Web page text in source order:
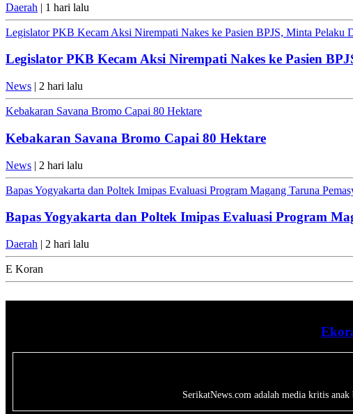
Daerah | 1 hari lalu
Legislator PKB Kecam Aksi Nirempati Nakes ke Pasien BPJS, Minta Pelaku
Legislator PKB Kecam Aksi Nirempati Nakes ke Pasien
News | 2 hari lalu
Kebakaran Savana Bromo Capai 80 Hektare
Kebakaran Savana Bromo Capai 80 Hektare
News | 2 hari lalu
Bapas Yogyakarta dan Poltek Imipas Evaluasi Program Magang Taruna
Bapas Yogyakarta dan Poltek Imipas Evaluasi Program
Daerah | 2 hari lalu
E Koran
SerikatNews.com adalah media kritis